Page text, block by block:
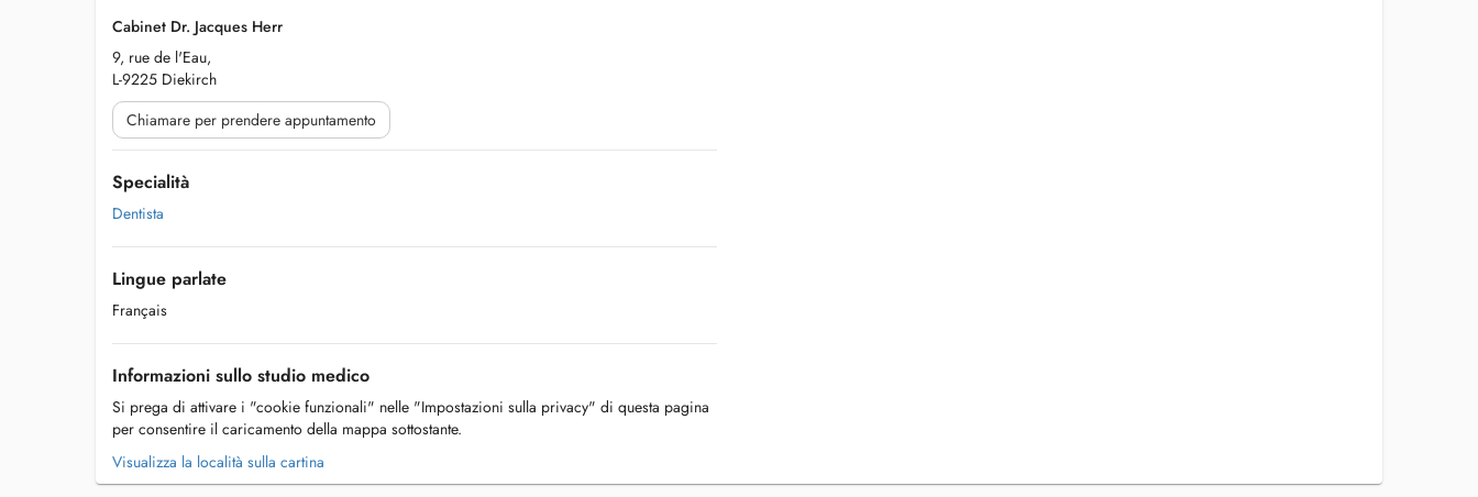
Cabinet Dr. Jacques Herr
9, rue de l'Eau,
L-9225 Diekirch
Chiamare per prendere appuntamento
Specialità
Dentista
Lingue parlate
Français
Informazioni sullo studio medico
Si prega di attivare i "cookie funzionali" nelle "Impostazioni sulla privacy" di questa pagina
per consentire il caricamento della mappa sottostante.
Visualizza la località sulla cartina